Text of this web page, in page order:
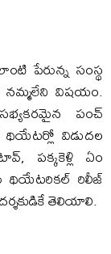
పేరున్న సంస్థ
విషయం.
పంచ్
విడుదల
పక్కకెళ్లి ఏం
థియేటరికల్ రిలీజ్
తెలియాలి.